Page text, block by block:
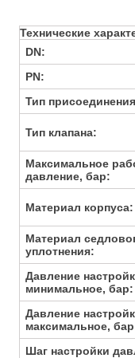
Технические
DN:
PN:
Тип
Тип клапана:
Максимальное
давление, бар:
Материал корпуса:
Материал
уплотнения:
Давление
минимальное, бар:
Давление
максимальное,
Шаг настройки